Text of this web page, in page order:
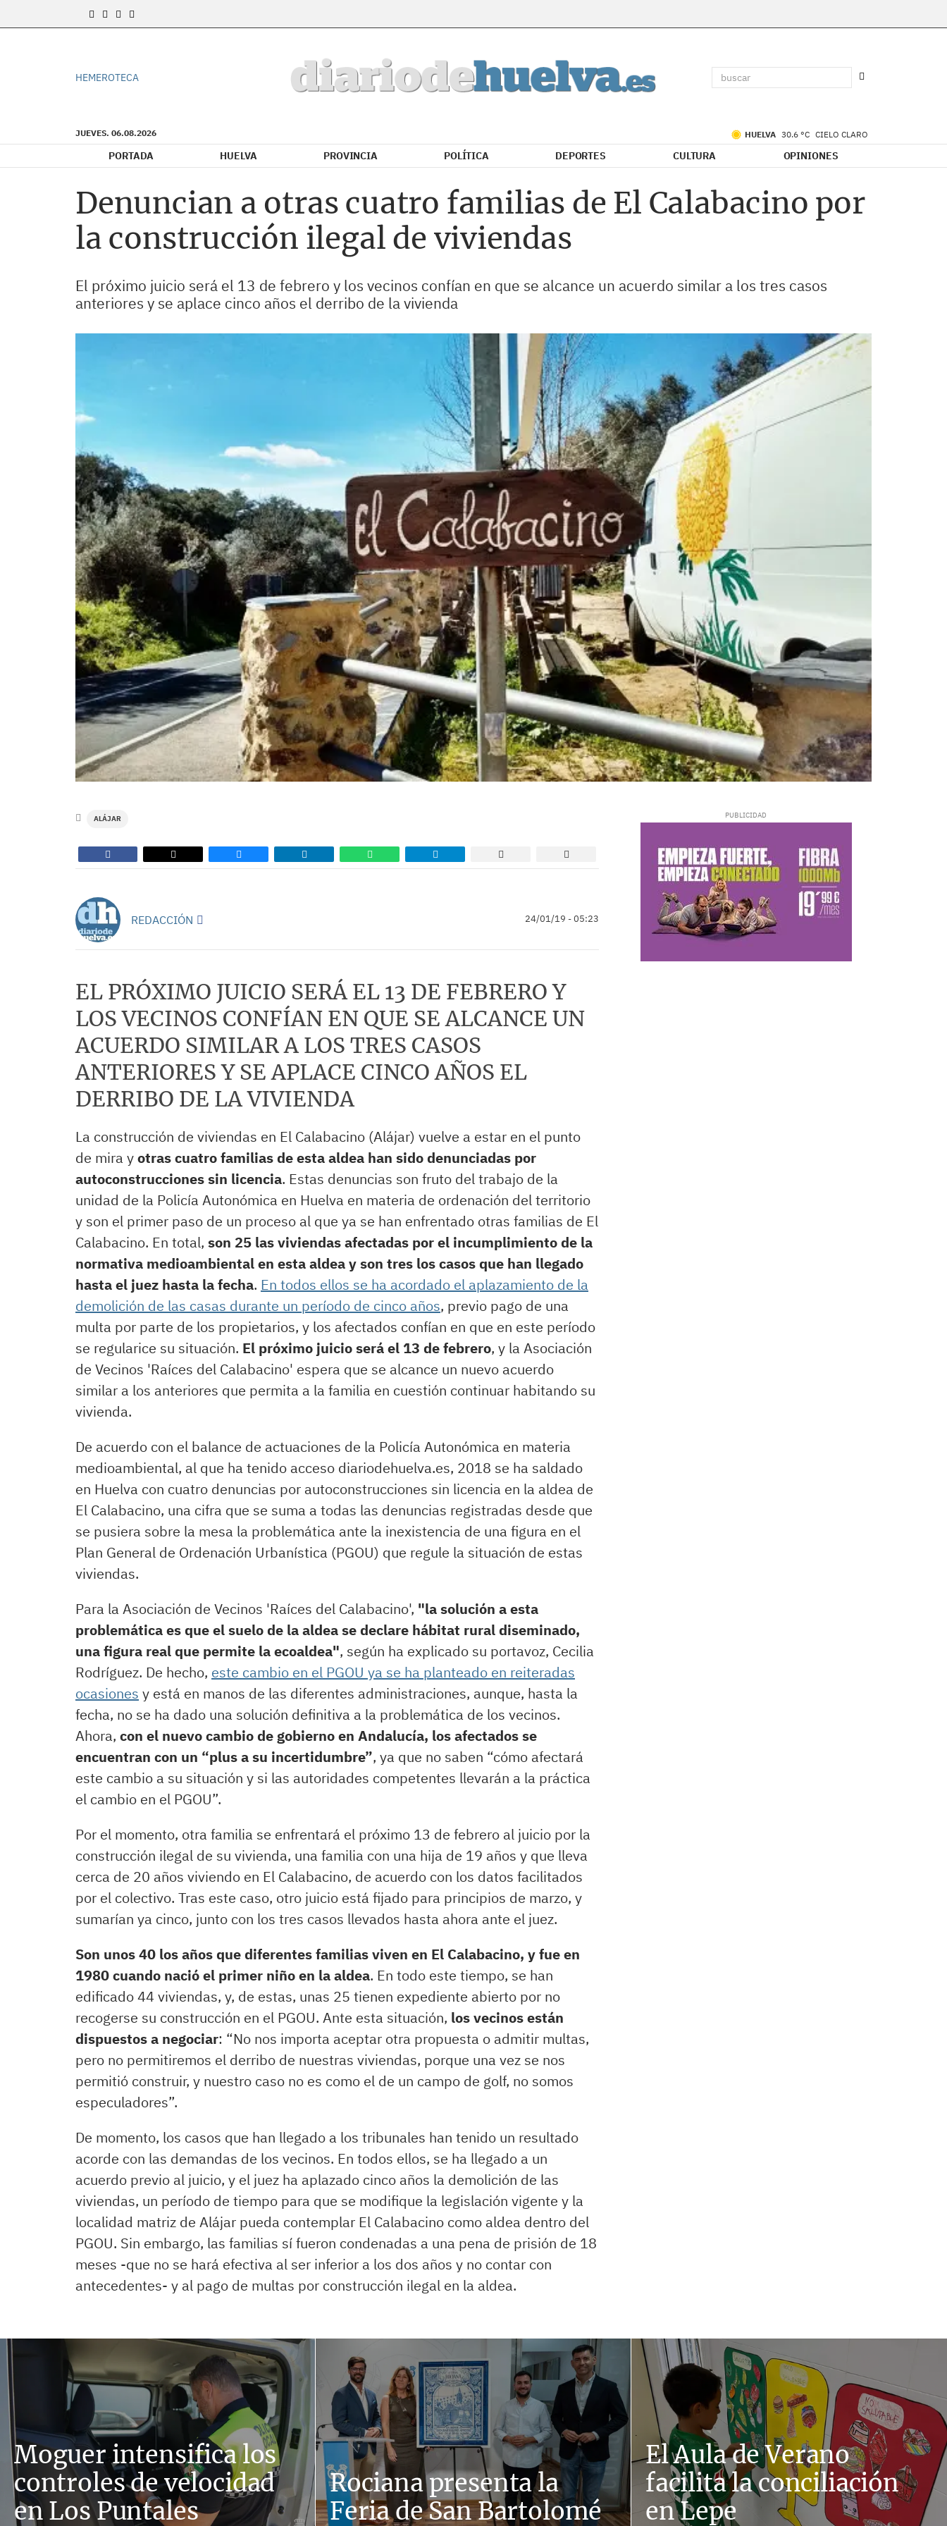
HEMEROTECA
JUEVES. 06.08.2026 HUELVA 30.6 °C CIELO CLARO
PORTADA HUELVA PROVINCIA POLÍTICA DEPORTES CULTURA OPINIONES
Denuncian a otras cuatro familias de El Calabacino por
la construcción ilegal de viviendas
El próximo juicio será el 13 de febrero y los vecinos confían en que se alcance un acuerdo similar a los tres casos
anteriores y se aplace cinco años el derribo de la vivienda
ALÁJAR
REDACCIÓN 24/01/19 - 05:23
EL PRÓXIMO JUICIO SERÁ EL 13 DE FEBRERO Y
LOS VECINOS CONFÍAN EN QUE SE ALCANCE UN
ACUERDO SIMILAR A LOS TRES CASOS
ANTERIORES Y SE APLACE CINCO AÑOS EL
DERRIBO DE LA VIVIENDA
La construcción de viviendas en El Calabacino (Alájar) vuelve a estar en el punto
de mira yotras cuatro familias de esta aldea han sido denunciadas por
autoconstrucciones sin licencia. Estas denuncias son fruto del trabajo de la
unidad de la Policía Autonómica en Huelva en materia de ordenación del territorio
y son el primer paso de un proceso al que ya se han enfrentado otras familias de El
Calabacino. En total, son 25 las viviendas afectadas por el incumplimiento de la
normativa medioambiental en esta aldea y son tres los casos que han llegado
hasta el juez hasta la fecha. En todos ellos se ha acordado el aplazamiento de la
demolición de las casas durante un período de cinco años, previo pago de una
multa por parte de los propietarios, y los afectados confían en que en este período
se regularice su situación. El próximo juicio será el 13 de febrero, y la Asociación
de Vecinos 'Raíces del Calabacino' espera que se alcance un nuevo acuerdo
similar a los anteriores que permita a la familia en cuestión continuar habitando su
vivienda.
De acuerdo con el balance de actuaciones de la Policía Autonómica en materia
medioambiental, al que ha tenido acceso diariodehuelva.es, 2018 se ha saldado
en Huelva con cuatro denuncias por autoconstrucciones sin licencia en la aldea de
El Calabacino, una cifra que se suma a todas las denuncias registradas desde que
se pusiera sobre la mesa la problemática ante la inexistencia de una figura en el
Plan General de Ordenación Urbanística (PGOU) que regule la situación de estas
viviendas.
Para la Asociación de Vecinos 'Raíces del Calabacino', "la solución a esta
problemática es que el suelo de la aldea se declare hábitat rural diseminado,
una figura real que permite la ecoaldea", según ha explicado su portavoz, Cecilia
Rodríguez. De hecho, este cambio en el PGOU ya se ha planteado en reiteradas
ocasiones y está en manos de las diferentes administraciones, aunque, hasta la
fecha, no se ha dado una solución definitiva a la problemática de los vecinos.
Ahora, con el nuevo cambio de gobierno en Andalucía, los afectados se
encuentran con un “plus a su incertidumbre”, ya que no saben “cómo afectará
este cambio a su situación y si las autoridades competentes llevarán a la práctica
el cambio en el PGOU”.
Por el momento, otra familia se enfrentará el próximo 13 de febrero al juicio por la
construcción ilegal de su vivienda, una familia con una hija de 19 años y que lleva
cerca de 20 años viviendo en El Calabacino, de acuerdo con los datos facilitados
por el colectivo. Tras este caso, otro juicio está fijado para principios de marzo, y
sumarían ya cinco, junto con los tres casos llevados hasta ahora ante el juez.
Son unos 40 los años que diferentes familias viven en El Calabacino, y fue en
1980 cuando nació el primer niño en la aldea. En todo este tiempo, se han
edificado 44 viviendas, y, de estas, unas 25 tienen expediente abierto por no
recogerse su construcción en el PGOU. Ante esta situación, los vecinos están
dispuestos a negociar: “No nos importa aceptar otra propuesta o admitir multas,
pero no permitiremos el derribo de nuestras viviendas, porque una vez se nos
permitió construir, y nuestro caso no es como el de un campo de golf, no somos
especuladores”.
De momento, los casos que han llegado a los tribunales han tenido un resultado
acorde con las demandas de los vecinos. En todos ellos, se ha llegado a un
acuerdo previo al juicio, y el juez ha aplazado cinco años la demolición de las
viviendas, un período de tiempo para que se modifique la legislación vigente y la
localidad matriz de Alájar pueda contemplar El Calabacino como aldea dentro del
PGOU. Sin embargo, las familias sí fueron condenadas a una pena de prisión de 18
meses -que no se hará efectiva al ser inferior a los dos años y no contar con
antecedentes- y al pago de multas por construcción ilegal en la aldea.
Moguer intensifica los
controles de velocidad
en Los Puntales
Rociana presenta la
Feria de San Bartolomé
El Aula de Verano
facilita la conciliación
en Lepe